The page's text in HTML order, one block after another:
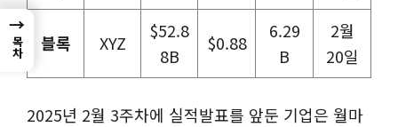
블록 XYZ
$52.8
8B
$0.88
6.29
B
2월
20일
2025년 2월 3주차에 실적발표를 앞둔 기업은 월마
→
목차